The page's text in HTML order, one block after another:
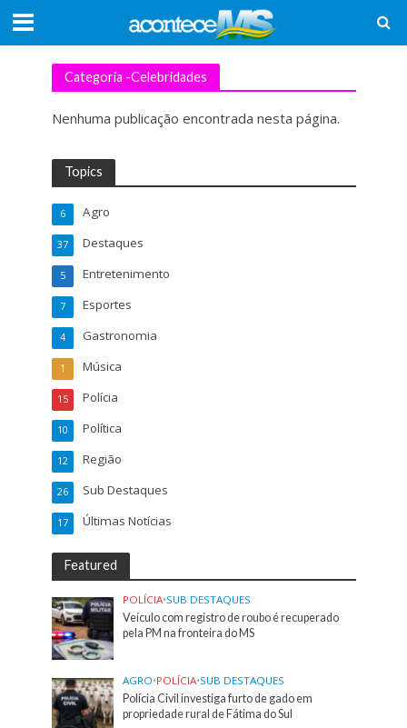
Categoria -Celebridades
Nenhuma publicação encontrada nesta página.
Topics
Agro
6
Destaques
37
Entretenimento
5
Esportes
7
Gastronomia
4
Música
1
Polícia
15
Política
10
Região
12
Sub Destaques
26
Últimas Notícias
17
Featured
POLÍCIA•SUB DESTAQUES
Veículo com registro de roubo é recuperado
pela PM na fronteira do MS
AGRO•POLÍCIA•SUB DESTAQUES
Polícia Civil investiga furto de gado em
propriedade rural de Fátima do Sul